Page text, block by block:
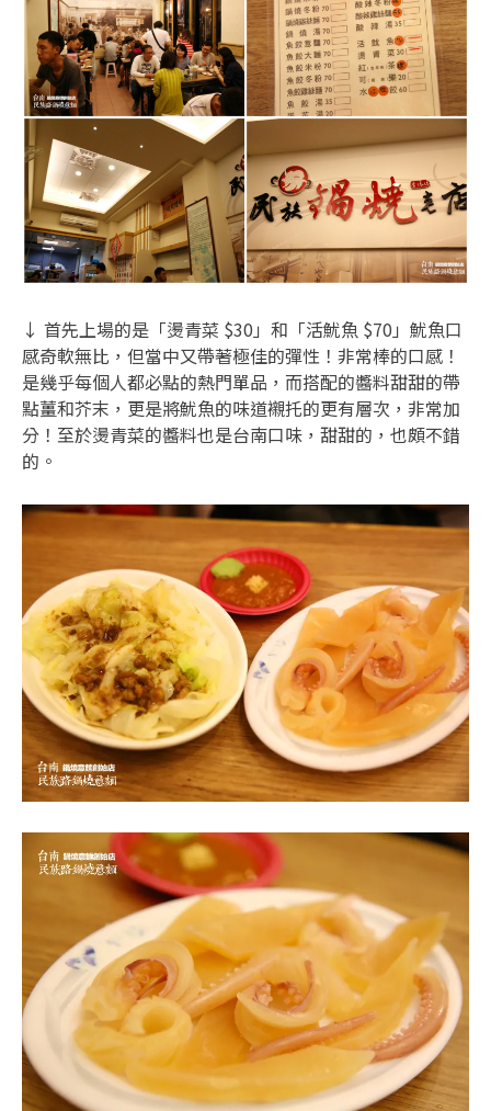
↓ 首先上場的是「燙青菜 $30」和「活魷魚 $70」魷魚口
感奇軟無比，但當中又帶著極佳的彈性！非常棒的口感！
是幾乎每個人都必點的熱門單品，而搭配的醬料甜甜的帶
點薑和芥末，更是將魷魚的味道襯托的更有層次，非常加
分！至於燙青菜的醬料也是台南口味，甜甜的，也頗不錯
的。